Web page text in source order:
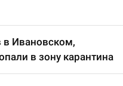
в Ивановском,
в зону карантина